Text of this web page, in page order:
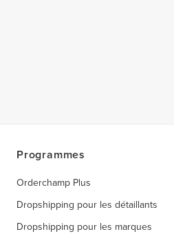
Programmes
Orderchamp Plus
Dropshipping pour les détaillants
Dropshipping pour les marques